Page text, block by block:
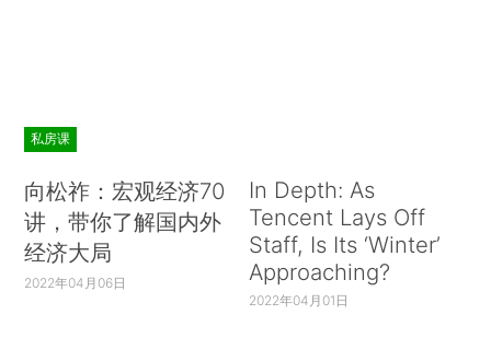
私房课
向松祚：宏观经济70
讲，带你了解国内外
经济大局
2022年04月06日
In Depth: As
Tencent Lays Off
Staff, Is Its ‘Winter’
Approaching?
2022年04月01日